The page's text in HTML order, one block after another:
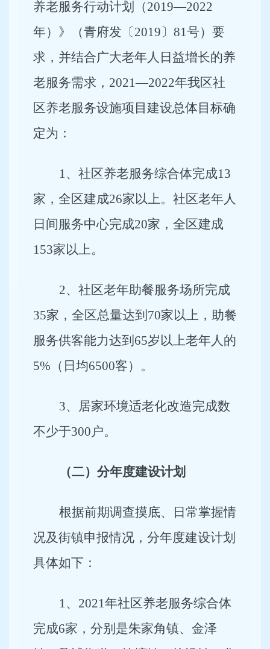
养老服务行动计划（2019—2022
年）》（青府发〔2019〕81号）要
求，并结合广大老年人日益增长的养
老服务需求，2021—2022年我区社
区养老服务设施项目建设总体目标确
定为：
1、社区养老服务综合体完成13
家，全区建成26家以上。社区老年人
日间服务中心完成20家，全区建成
153家以上。
2、社区老年助餐服务场所完成
35家，全区总量达到70家以上，助餐
服务供客能力达到65岁以上老年人的
5%（日均6500客）。
3、居家环境适老化改造完成数
不少于300户。
（二）分年度建设计划
根据前期调查摸底、日常掌握情
况及街镇申报情况，分年度建设计划
具体如下：
1、2021年社区养老服务综合体
完成6家，分别是朱家角镇、金泽